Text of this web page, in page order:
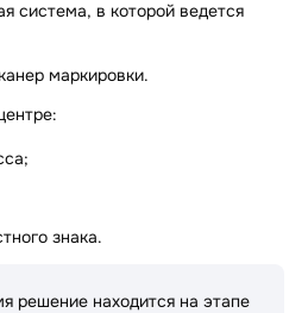
система, в которой ведется
маркировки.
знака.
решение находится на этапе